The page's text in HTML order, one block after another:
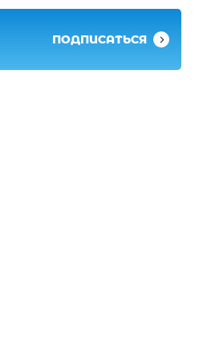
ПОДПИСАТЬСЯ